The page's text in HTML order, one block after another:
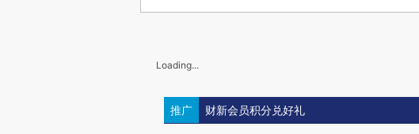
Loading...
推广 财新会员积分兑好礼